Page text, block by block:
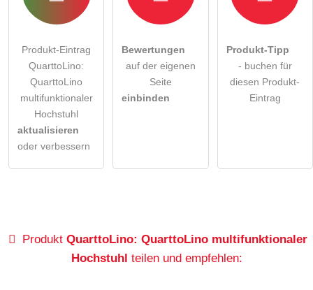
Produkt-Eintrag
QuarttoLino:
QuarttoLino
multifunktionaler
Hochstuhl
aktualisieren
oder verbessern
Bewertungen
auf der eigenen
Seite
einbinden
Produkt-Tipp
- buchen für
diesen Produkt-
Eintrag
Produkt QuarttoLino: QuarttoLino multifunktionaler
Hochstuhl teilen und empfehlen: